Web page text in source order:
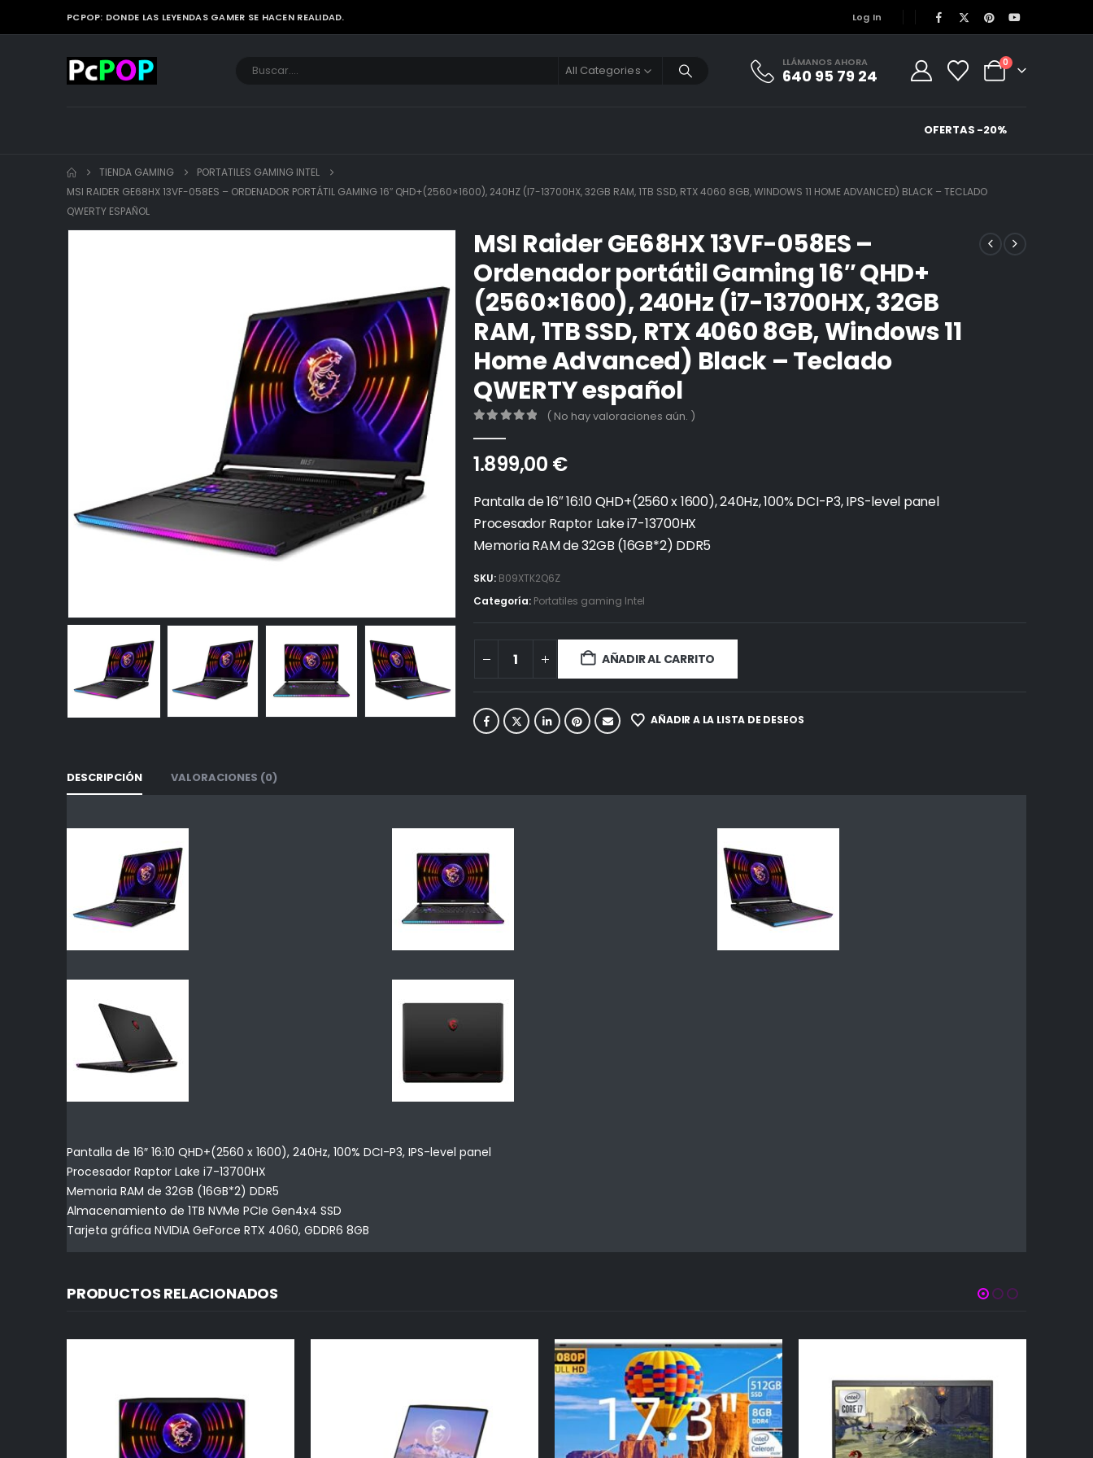
PCPOP: DONDE LAS LEYENDAS GAMER SE HACEN REALIDAD. Log In
All Categories
LLÁMANOS AHORA
640 95 79 24
0
OFERTAS -20%
TIENDA GAMING
PORTATILES GAMING INTEL
MSI RAIDER GE68HX 13VF-058ES – ORDENADOR PORTÁTIL GAMING 16″ QHD+(2560×1600), 240HZ (I7-13700HX, 32GB RAM, 1TB SSD, RTX 4060 8GB, WINDOWS 11 HOME ADVANCED) BLACK – TECLADO
QWERTY ESPAÑOL
MSI Raider GE68HX 13VF-058ES –
Ordenador portátil Gaming 16″ QHD+
(2560×1600), 240Hz (i7-13700HX, 32GB
RAM, 1TB SSD, RTX 4060 8GB, Windows 11
Home Advanced) Black – Teclado
QWERTY español
( No hay valoraciones aún. )
1.899,00 €
Pantalla de 16″ 16:10 QHD+(2560 x 1600), 240Hz, 100% DCI-P3, IPS-level panel
Procesador Raptor Lake i7-13700HX
Memoria RAM de 32GB (16GB*2) DDR5
SKU: B09XTK2Q6Z
Categoría: Portatiles gaming Intel
AÑADIR AL CARRITO
AÑADIR A LA LISTA DE DESEOS
DESCRIPCIÓN VALORACIONES (0)
Pantalla de 16″ 16:10 QHD+(2560 x 1600), 240Hz, 100% DCI-P3, IPS-level panel
Procesador Raptor Lake i7-13700HX
Memoria RAM de 32GB (16GB*2) DDR5
Almacenamiento de 1TB NVMe PCIe Gen4x4 SSD
Tarjeta gráfica NVIDIA GeForce RTX 4060, GDDR6 8GB
PRODUCTOS RELACIONADOS